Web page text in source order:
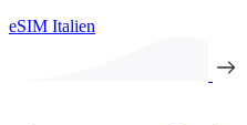
eSIM Italien